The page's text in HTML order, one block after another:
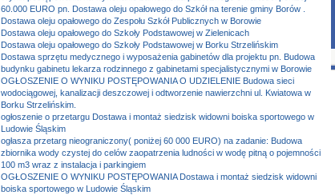
60.000 EURO pn. Dostawa oleju opałowego do Szkół na terenie gminy Borów .
Dostawa oleju opałowego do Zespołu Szkół Publicznych w Borowie
Dostawa oleju opałowego do Szkoły Podstawowej w Zielenicach
Dostawa oleju opałowego do Szkoły Podstawowej w Borku Strzelińskim
Dostawa sprzętu medycznego i wyposażenia gabinetów dla projektu pn. Budowa
budynku gabinetu lekarza rodzinnego z gabinetami specjalistycznymi w Borowie
OGŁOSZENIE O WYNIKU POSTĘPOWANIA O UDZIELENIE Budowa sieci
wodociągowej, kanalizacji deszczowej i odtworzenie nawierzchni ul. Kwiatowa w
Borku Strzelińskim.
ogłoszenie o przetargu Dostawa i montaż siedzisk widowni boiska sportowego w
Ludowie Śląskim
ogłasza przetarg nieograniczony( poniżej 60 000 EURO) na zadanie: Budowa
zbiornika wody czystej do celów zaopatrzenia ludności w wodę pitną o pojemności
100 m3 wraz z instalacja i parkingiem
OGŁOSZENIE O WYNIKU POSTĘPOWANIA Dostawa i montaż siedzisk widowni
boiska sportowego w Ludowie Śląskim